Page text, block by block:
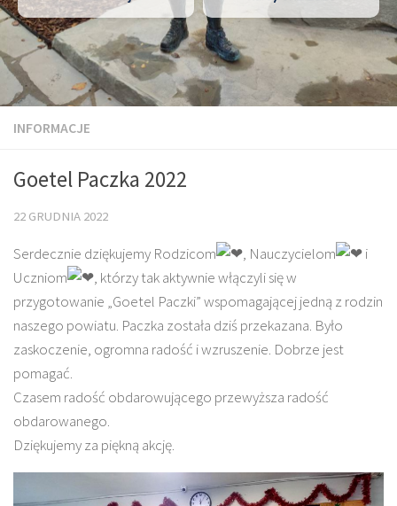
INFORMACJE
Goetel Paczka 2022
22 GRUDNIA 2022
Serdecznie dziękujemy Rodzicom , Nauczycielom
i
Uczniom
, którzy tak aktywnie włączyli się w
przygotowanie „Goetel Paczki” wspomagającej jedną z rodzin
naszego powiatu. Paczka została dziś przekazana. Było
zaskoczenie, ogromna radość i wzruszenie. Dobrze jest
pomagać.
Czasem radość obdarowującego przewyższa radość
obdarowanego.
Dziękujemy za piękną akcję.